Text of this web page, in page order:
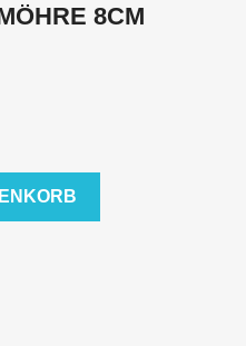
8CM